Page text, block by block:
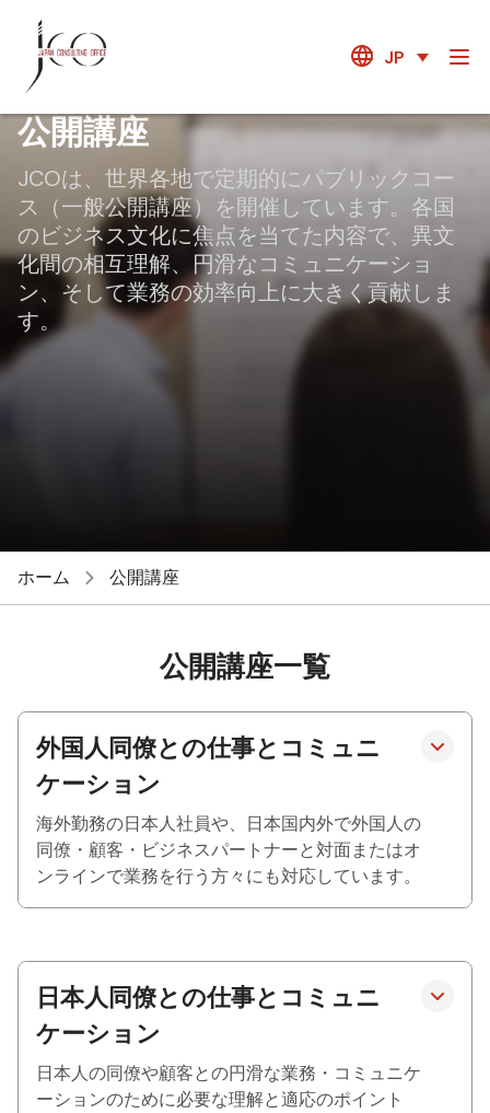
JP
公開講座
JCOは、世界各地で定期的にパブリックコー
ス（一般公開講座）を開催しています。各国
のビジネス文化に焦点を当てた内容で、異文
化間の相互理解、円滑なコミュニケーショ
ン、そして業務の効率向上に大きく貢献しま
す。
ホーム 公開講座
公開講座一覧
外国人同僚との仕事とコミュニ
ケーション
海外勤務の日本人社員や、日本国内外で外国人の
同僚・顧客・ビジネスパートナーと対面またはオ
ンラインで業務を行う方々にも対応しています。
日本人同僚との仕事とコミュニ
ケーション
日本人の同僚や顧客との円滑な業務・コミュニケ
ーションのために必要な理解と適応のポイント